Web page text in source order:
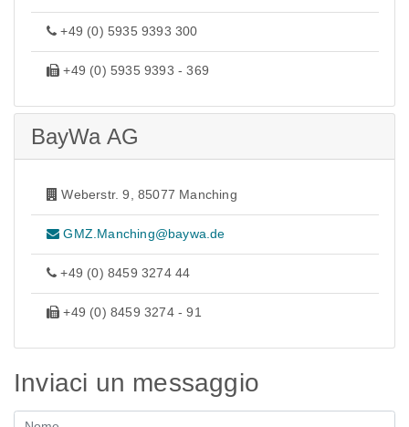
+49 (0) 5935 9393 300
+49 (0) 5935 9393 - 369
BayWa AG
Weberstr. 9, 85077 Manching
GMZ.Manching@baywa.de
+49 (0) 8459 3274 44
+49 (0) 8459 3274 - 91
Inviaci un messaggio
Nome